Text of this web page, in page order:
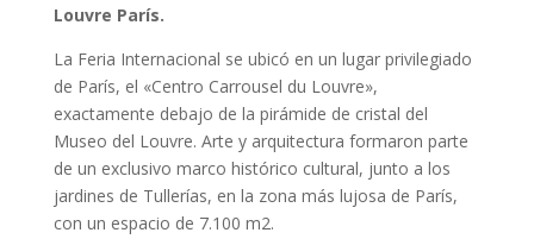
Louvre París.
La Feria Internacional se ubicó en un lugar privilegiado
de París, el «Centro Carrousel du Louvre»,
exactamente debajo de la pirámide de cristal del
Museo del Louvre. Arte y arquitectura formaron parte
de un exclusivo marco histórico cultural, junto a los
jardines de Tullerías, en la zona más lujosa de París,
con un espacio de 7.100 m2.